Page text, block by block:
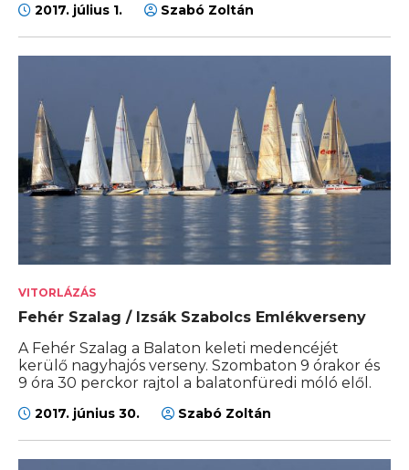
2017. július 1. Szabó Zoltán
VITORLÁZÁS
Fehér Szalag / Izsák Szabolcs Emlékverseny
A Fehér Szalag a Balaton keleti medencéjét
kerülő nagyhajós verseny. Szombaton 9 órakor és
9 óra 30 perckor rajtol a balatonfüredi móló elől.
2017. június 30. Szabó Zoltán